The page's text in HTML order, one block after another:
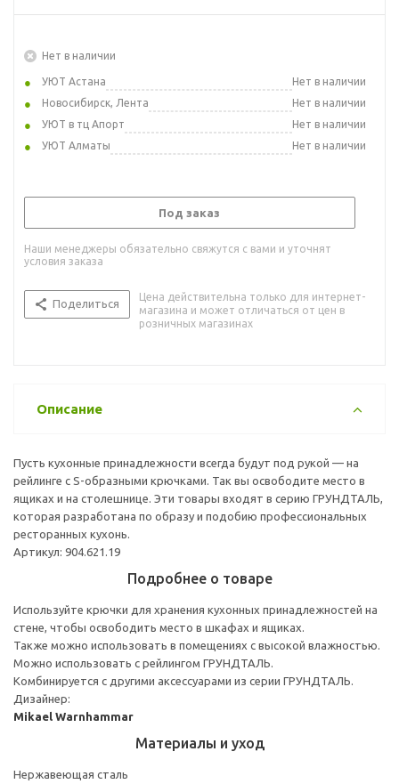
Нет в наличии
УЮТ Астана
Нет в наличии
Новосибирск, Лента
Нет в наличии
УЮТ в тц Апорт
Нет в наличии
УЮТ Алматы
Нет в наличии
Под заказ
Наши менеджеры обязательно свяжутся с вами и уточнят
условия заказа
Поделиться
Цена действительна только для интернет-
магазина и может отличаться от цен в
розничных магазинах
Описание
Пусть кухонные принадлежности всегда будут под рукой — на
рейлинге с S-образными крючками. Так вы освободите место в
ящиках и на столешнице. Эти товары входят в серию ГРУНДТАЛЬ,
которая разработана по образу и подобию профессиональных
ресторанных кухонь.
Артикул: 904.621.19
Подробнее о товаре
Используйте крючки для хранения кухонных принадлежностей на
стене, чтобы освободить место в шкафах и ящиках.
Также можно использовать в помещениях с высокой влажностью.
Можно использовать с рейлингом ГРУНДТАЛЬ.
Комбинируется с другими аксессуарами из серии ГРУНДТАЛЬ.
Дизайнер:
Mikael Warnhammar
Материалы и уход
Нержавеющая сталь